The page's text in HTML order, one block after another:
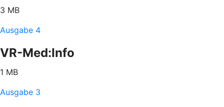
3 MB
Ausgabe 4
VR-Med:Info
1 MB
Ausgabe 3